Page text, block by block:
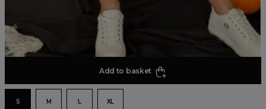
Add to basket
S M L XL